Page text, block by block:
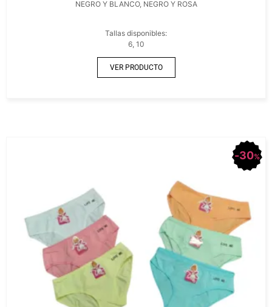
NEGRO Y BLANCO, NEGRO Y ROSA
Tallas disponibles:
6, 10
VER PRODUCTO
30%